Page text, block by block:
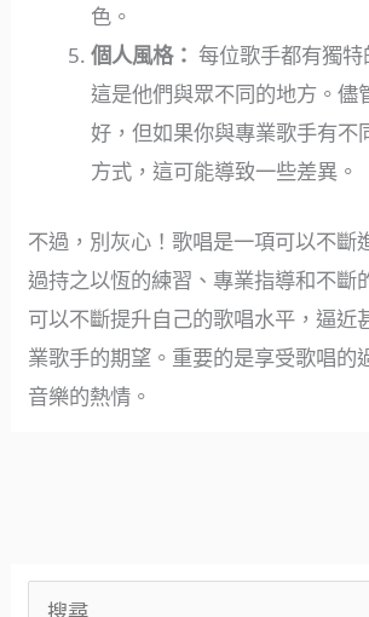
色。
個人風格： 每位歌手都有獨特
這是他們與眾不同的地方。儘
好，但如果你與專業歌手有不
方式，這可能導致一些差異。
不過，別灰心！歌唱是一項可以不斷
過持之以恆的練習、專業指導和不斷
可以不斷提升自己的歌唱水平，逼近
業歌手的期望。重要的是享受歌唱的
音樂的熱情。